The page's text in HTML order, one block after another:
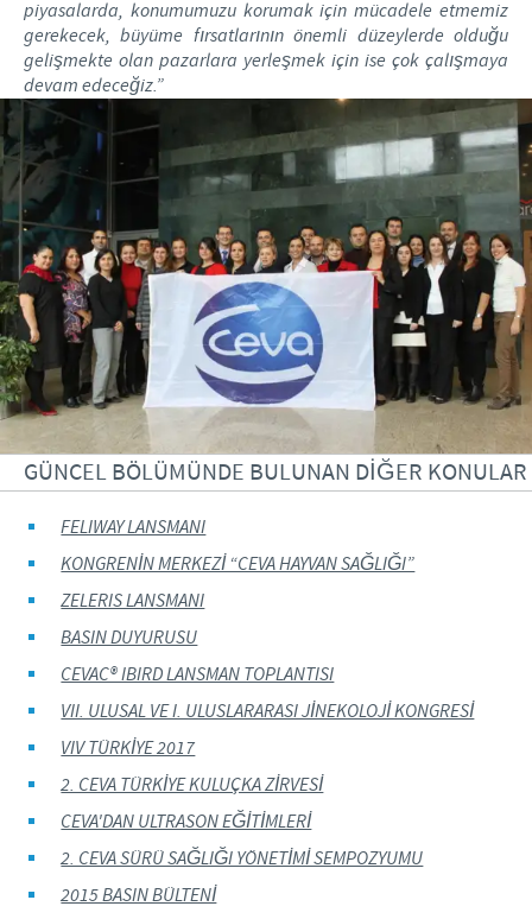
piyasalarda, konumumuzu korumak için mücadele etmemiz
gerekecek, büyüme fırsatlarının önemli düzeylerde olduğu
gelişmekte olan pazarlara yerleşmek için ise çok çalışmaya
devam edeceğiz.”
GÜNCEL BÖLÜMÜNDE BULUNAN DİĞER KONULAR
FELIWAY LANSMANI
KONGRENİN MERKEZİ “CEVA HAYVAN SAĞLIĞI”
ZELERIS LANSMANI
BASIN DUYURUSU
CEVAC® IBIRD LANSMAN TOPLANTISI
VII. ULUSAL VE I. ULUSLARARASI JİNEKOLOJİ KONGRESİ
VIV TÜRKİYE 2017
2. CEVA TÜRKİYE KULUÇKA ZİRVESİ
CEVA'DAN ULTRASON EĞİTİMLERİ
2. CEVA SÜRÜ SAĞLIĞI YÖNETİMİ SEMPOZYUMU
2015 BASIN BÜLTENİ